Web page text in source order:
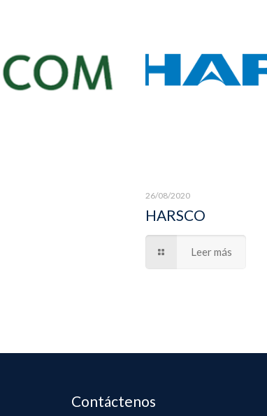
26/08/2020
HARSCO
Leer más
Contáctenos